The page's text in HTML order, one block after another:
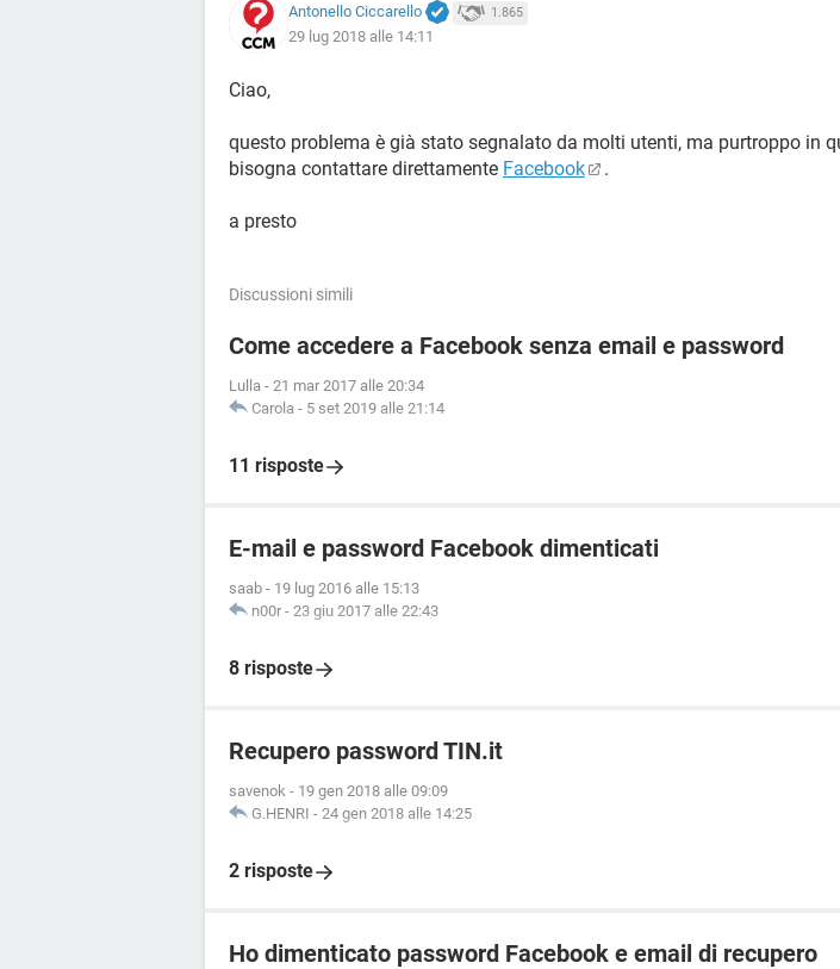
Antonello Ciccarello 1.865
29 lug 2018 alle 14:11
Ciao,
questo problema è già stato segnalato da molti utenti, ma purtroppo in
bisogna contattare direttamente Facebook .
a presto
Discussioni simili
Come accedere a Facebook senza email e password
Lulla - 21 mar 2017 alle 20:34
Carola - 5 set 2019 alle 21:14
11 risposte
E-mail e password Facebook dimenticati
saab - 19 lug 2016 alle 15:13
n00r - 23 giu 2017 alle 22:43
8 risposte
Recupero password TIN.it
savenok - 19 gen 2018 alle 09:09
G.HENRI - 24 gen 2018 alle 14:25
2 risposte
Ho dimenticato password Facebook e email di recupero